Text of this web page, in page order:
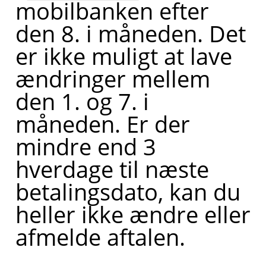
mobilbanken efter
den 8. i måneden. Det
er ikke muligt at lave
ændringer mellem
den 1. og 7. i
måneden. Er der
mindre end 3
hverdage til næste
betalingsdato, kan du
heller ikke ændre eller
afmelde aftalen.